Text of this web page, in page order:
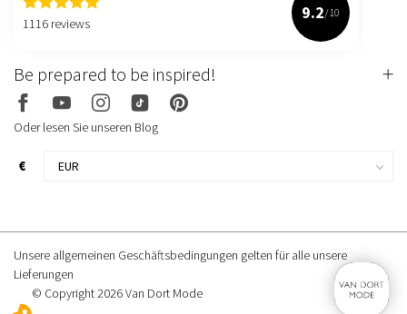
1116 reviews
9.2/10
Be prepared to be inspired!
Oder lesen Sie unseren Blog
€
Unsere allgemeinen Geschäftsbedingungen gelten für alle unsere
Lieferungen
© Copyright 2026 Van Dort Mode